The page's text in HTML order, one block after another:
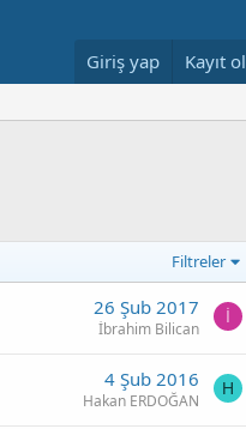
Giriş yap Kayıt ol
Filtreler
26 Şub 2017
İbrahim Bilican
İ
4 Şub 2016
Hakan ERDOĞAN
H